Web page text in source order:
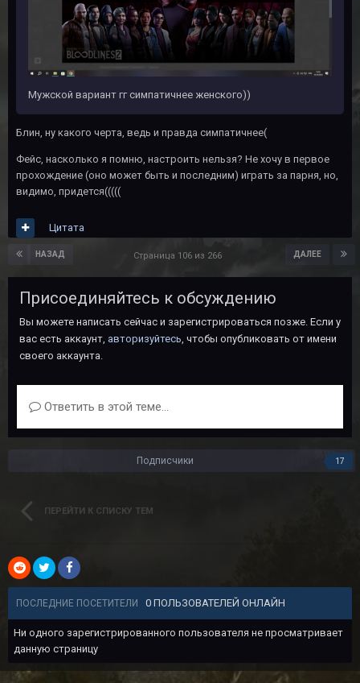
Мужской вариант гг симпатичнее женского))
Блин, ну какого черта, ведь и правда симпатичнее(
Фейс, насколько я помню, настроить нельзя? Не хочу в первое
прохождение (оно может быть и последним) играть за парня, но,
видимо, придется(((((
Цитата
НАЗАД ДАЛЕЕ
Страница 106 из 266
Присоединяйтесь к обсуждению
Вы можете написать сейчас и зарегистрироваться позже. Если у
вас есть аккаунт, авторизуйтесь, чтобы опубликовать от имени
своего аккаунта.
Ответить в этой теме...
Подписчики 17
ПЕРЕЙТИ К СПИСКУ ТЕМ
ПОСЛЕДНИЕ ПОСЕТИТЕЛИ 0 ПОЛЬЗОВАТЕЛЕЙ ОНЛАЙН
Ни одного зарегистрированного пользователя не просматривает
данную страницу